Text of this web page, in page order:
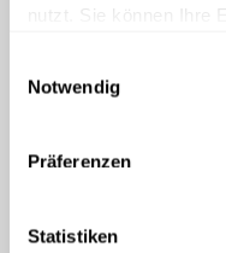
nutzt. Sie können Ihre
Informationen
erfassen, welche
Ihr Gerät durch
Notwendig
Präferenzen
Statistiken
wurden jedoch für
Bordkanonen zu
hingegen von